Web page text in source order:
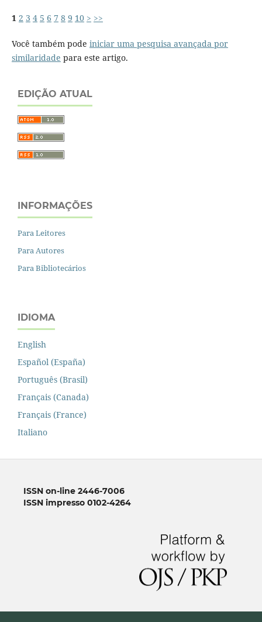
1 2 3 4 5 6 7 8 9 10 > >>
Você também pode iniciar uma pesquisa avançada por
similaridade para este artigo.
EDIÇÃO ATUAL
INFORMAÇÕES
Para Leitores
Para Autores
Para Bibliotecários
IDIOMA
English
Español (España)
Português (Brasil)
Français (Canada)
Français (France)
Italiano
ISSN on-line 2446-7006
ISSN impresso 0102-4264